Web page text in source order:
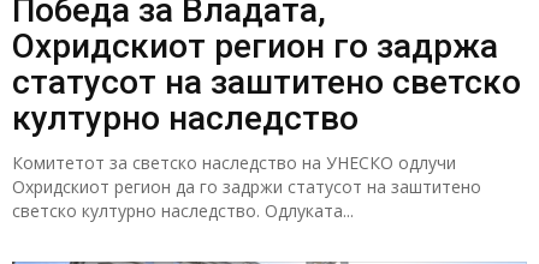
Победа за Владата,
Охридскиот регион го задржа
статусот на заштитено светско
културно наследство
Комитетот за светско наследство на УНЕСКО одлучи
Охридскиот регион да го задржи статусот на заштитено
светско културно наследство. Одлуката...